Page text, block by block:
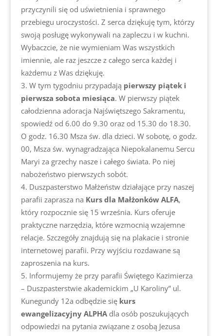
przyczynili się od uświetnienia i sprawnego
przebiegu uroczystości. Z serca dziękuję tym, którzy
swoją posługę wykonywali na zapleczu i w kuchni.
Wybaczcie, że nie wymieniam Was wszystkich
imiennie, ale raz jeszcze z całego serca każdej i
każdemu z Was dziękuję.
W tym tygodniu przypadają pierwszy piątek i
pierwsza sobota miesiąca. W pierwszy piątek
całodzienna adoracja Najświętszego Sakramentu,
spowiedź od 6.00 do 9.30 oraz od 15.30 do 18.30.
O godz. 16.30 Msza św. dla dzieci. W sobotę, o godz.
00, Msza św. wynagradzająca Niepokalanemu Sercu
Maryi za grzechy nasze i całego świata. Po niej
nabożeństwo pierwszych sobót.
Duszpasterstwo Małżeństw działające przy naszej
parafii zaprasza na Kurs dla Małżonków ALFA,
który rozpocznie się 15 września. Kurs oferuje
praktyczne narzędzia, które wzmocnią wzajemne
relacje. Szczegóły znajdują się na plakacie i stronie
internetowej parafii. Przy wyjściu rozdawane są
zaproszenia na kurs.
Informujemy że przy parafii Świętego Kazimierza
– Duszpasterstwie akademickim „U Karoliny” ul.
Kunegundy 12a odbędzie się kurs
ewangelizacyjny ALPHAdla osób poszukujących
odpowiedzi na pytania związane z osobą Jezusa